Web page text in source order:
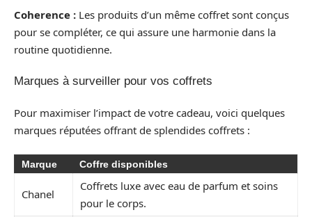
Coherence : Les produits d’un même coffret sont conçus
pour se compléter, ce qui assure une harmonie dans la
routine quotidienne.
Marques à surveiller pour vos coffrets
Pour maximiser l’impact de votre cadeau, voici quelques
marques réputées offrant de splendides coffrets :
Marque Coffre disponibles
Chanel
Coffrets luxe avec eau de parfum et soins
pour le corps.